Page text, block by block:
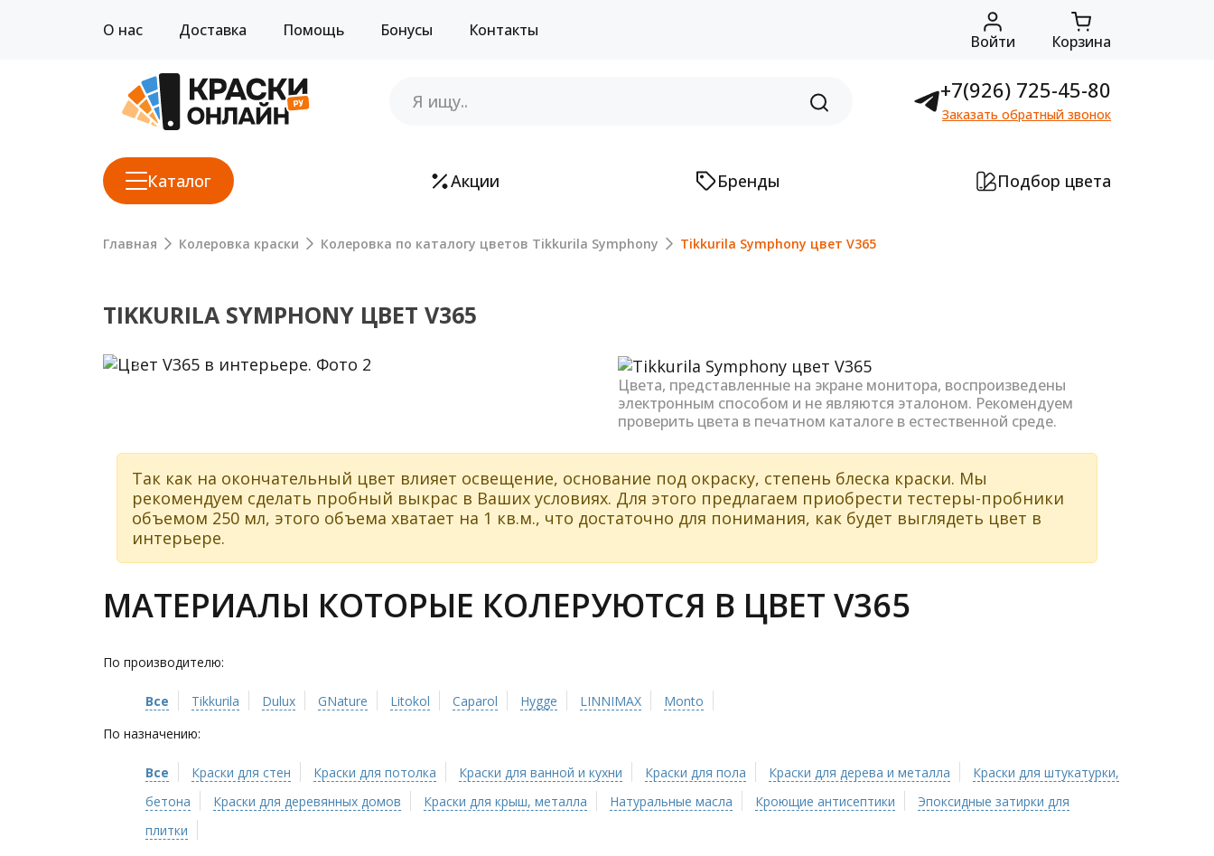
О нас Доставка Помощь Бонусы Контакты
Войти Корзина
+7(926) 725-45-80
Заказать обратный звонок
Каталог Акции Бренды Подбор цвета
Главная Колеровка краски Колеровка по каталогу цветов Tikkurila Symphony Tikkurila Symphony цвет V365
TIKKURILA SYMPHONY ЦВЕТ V365
Previous
Цвета, представленные на экране монитора, воспроизведены
электронным способом и не являются эталоном. Рекомендуем
проверить цвета в печатном каталоге в естественной среде.
Так как на окончательный цвет влияет освещение, основание под окраску, степень блеска краски. Мы
рекомендуем сделать пробный выкрас в Ваших условиях. Для этого предлагаем приобрести тестеры-пробники
объемом 250 мл, этого объема хватает на 1 кв.м., что достаточно для понимания, как будет выглядеть цвет в
интерьере.
МАТЕРИАЛЫ КОТОРЫЕ КОЛЕРУЮТСЯ В ЦВЕТ V365
По производителю:
Все Tikkurila Dulux GNature Litokol Caparol Hygge LINNIMAX
Monto
По назначению:
Все Краски для стен Краски для потолка Краски для ванной и кухни Краски для пола Краски для дерева и металла
Краски для штукатурки,
бетона
Краски для деревянных домов Краски для крыш, металла Натуральные масла Кроющие антисептики
Эпоксидные затирки для
плитки